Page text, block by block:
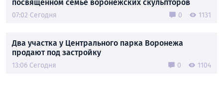
посвящённом семье воронежских скульпторов
07:02 Сегодня 0 1131
Два участка у Центрального парка Воронежа
продают под застройку
13:06 Сегодня 0 1104